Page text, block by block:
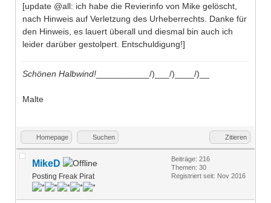
[update @all: ich habe die Revierinfo von Mike gelöscht,
nach Hinweis auf Verletzung des Urheberrechts. Danke für
den Hinweis, es lauert überall und diesmal bin auch ich
leider darüber gestolpert. Entschuldigung!]
Schönen Halbwind! ___________/)___/)____/)__
Malte
Homepage Suchen Zitieren
MikeD
Posting Freak Pirat
Beiträge: 216
Themen: 30
Registriert seit: Nov 2016